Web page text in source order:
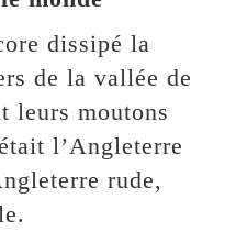
dissipé la
de la vallée de
leurs moutons
l’Angleterre
rude,